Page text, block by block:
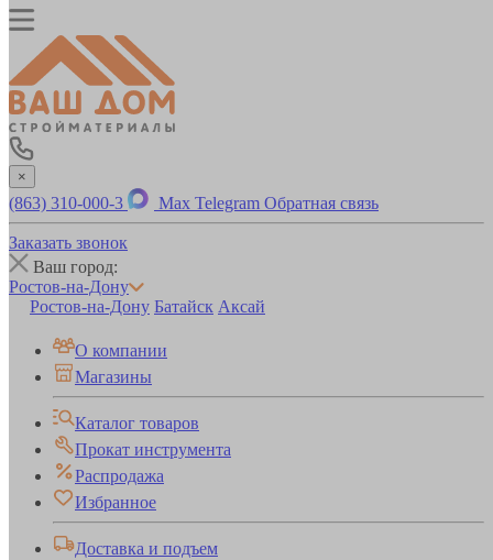
×
(863) 310-000-3 Max Telegram Обратная связь
Заказать звонок
Ваш город:
Ростов-на-Дону
Ростов-на-Дону Батайск Аксай
О компании
Магазины
Каталог товаров
Прокат инструмента
Распродажа
Избранное
Доставка и подъем